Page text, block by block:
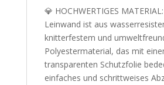
💎 HOCHWERTIGES
Leinwand ist aus
knitterfestem und
Polyestermaterial, das mit
transparenten Schutzfolie
einfaches und schrittweises